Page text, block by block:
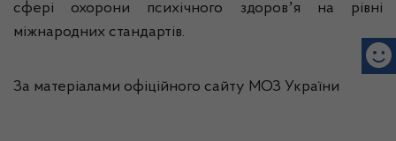
сфері охорони психічного здоровʼя на рівні
міжнародних стандартів.
За матеріалами офіційного сайту МОЗ України